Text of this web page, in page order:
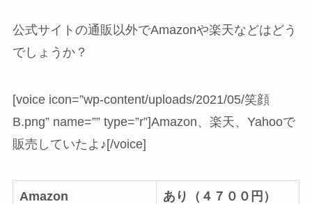
公式サイトの通販以外でAmazonや楽天などはどう
でしょうか？
[voice icon=”wp-content/uploads/2021/05/笑顔
B.png” name=”” type=”r”]Amazon、楽天、Yahooで
販売していたよ♪[/voice]
Amazon あり（４７００円）